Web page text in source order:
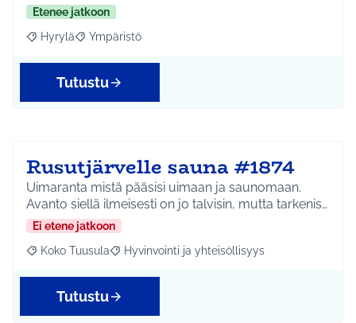
Etenee jatkoon
Rajaa tulokset aihepiirin mukaan: Hyrylä
Hyrylä Rajaa tulokset teeman mukaan: Ympäristö
Ympäristö
Tutustu
Rusutjärvelle sauna #1874
Uimaranta mistä pääsisi uimaan ja saunomaan.
Avanto siellä ilmeisesti on jo talvisin, mutta tarkenis…
Ei etene jatkoon
Rajaa tulokset aihepiirin mukaan: Koko Tuusula
Koko Tuusula Rajaa tulokset teeman mukaan: Hyvinvointi ja
Hyvinvointi ja yhteisöllisyys
Tutustu